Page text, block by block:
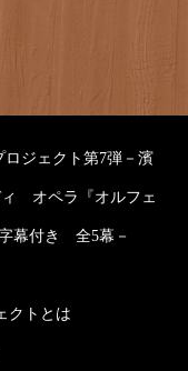
ジェクト第7弾－濱
オペラ『オルフェ
幕付き 全5幕－
クトとは